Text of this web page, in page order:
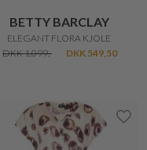
BETTY BARCLAY
ELEGANT FLORA KJOLE
DKK 1.099,-
DKK 549,50